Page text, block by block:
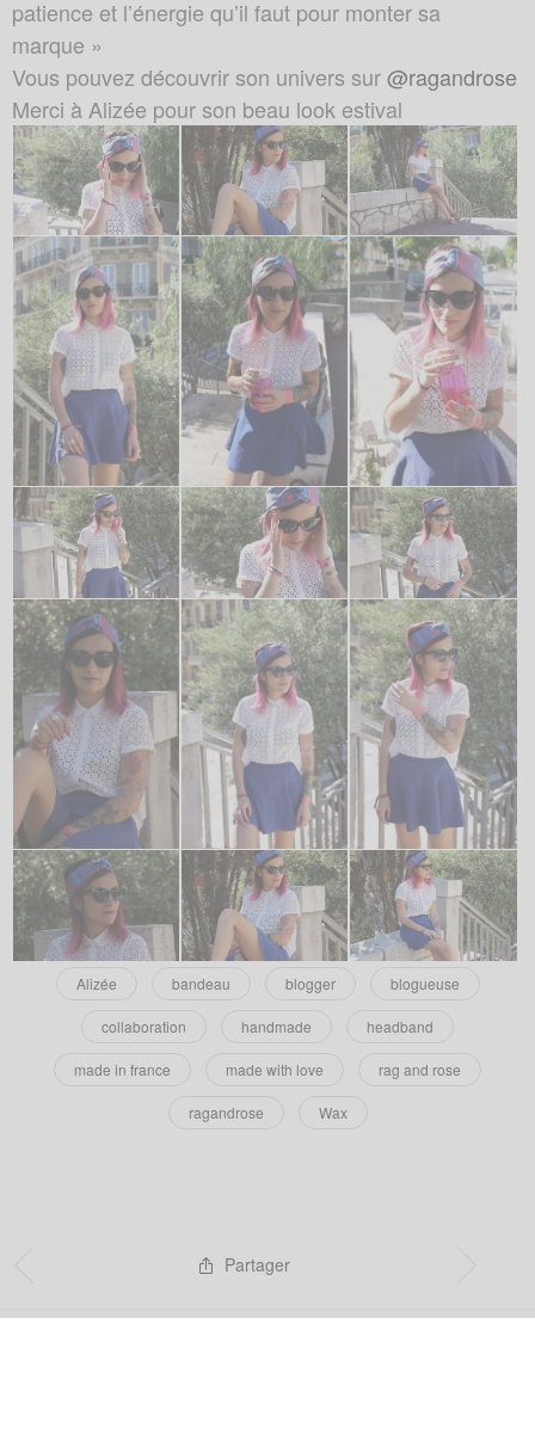
patience et l’énergie qu’il faut pour monter sa
marque »
Vous pouvez découvrir son univers sur@ragandrose
Merci à Alizée pour son beau look estival
Alizée bandeau blogger blogueuse
collaboration handmade headband
made in france made with love rag and rose
ragandrose Wax
Partager